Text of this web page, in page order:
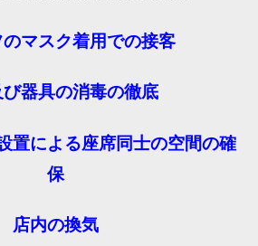
のマスク着用での接客
器具の消毒の徹底
置による座席同士の空間の確
保
店内の換気